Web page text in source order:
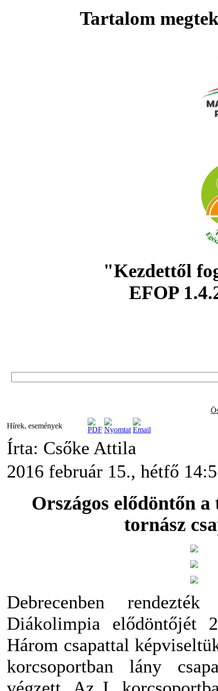
Tartalom
"Kezdettől
EFOP
Hírek, események
Írta: Csőke Attila
2016 február 15., hétfő
Országos elődöntőn
tornász
Debrecenben
Diákolimpia elődöntőjét
Három csapattal
korcsoportban lány